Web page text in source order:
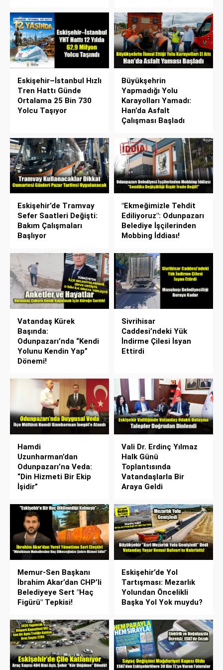
Eskişehir–İstanbul Hızlı
Tren Hattı Günde
Ortalama 25 Bin 730
Yolcu Taşıyor
Büyükşehrin
Yapmadığı Yolu
Karayolları Yamadı:
Han’da Asfalt
Çalışması Başladı
Eskişehir’de Tramvay
Sefer Saatleri Değişti:
Bakım Çalışmaları
Başlıyor
"Ekmeğimizle Tehdit
Ediliyoruz": Odunpazarı
Belediye İşçilerinden
Mobbing İddiası!
Vatandaş Kürek
Başında:
Odunpazarı’nda “Kendi
Yolunu Kendin Yap”
Dönemi!
Sivrihisar
Caddesi’ndeki Yük
İndirme Çilesi İsyan
Ettirdi
Hamdi
Uzunharman’dan
Odunpazarı’na Veda:
“Din Hizmeti Bir Ekip
İşidir”
Vali Dr. Erdinç Yılmaz
Halk Günü
Toplantısında
Vatandaşlarla Bir
Araya Geldi
Memur-Sen Başkanı
İbrahim Akar’dan CHP’li
Belediyeye Sert "Haç
Figürü" Tepkisi!
Eskişehir’de Yol
Tartışması: Mezarlık
Yolundan Öncelikli
Başka Yol Yok muydu?